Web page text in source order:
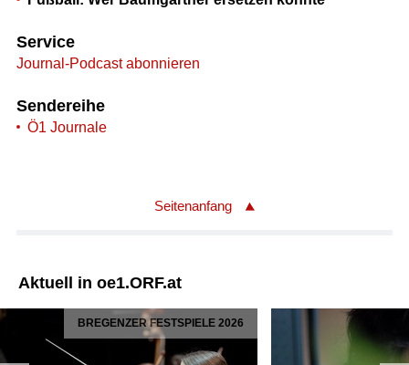
Service
Journal-Podcast abonnieren
Sendereihe
Ö1 Journale
Seitenanfang
Aktuell in oe1.ORF.at
BREGENZER FESTSPIELE 2026